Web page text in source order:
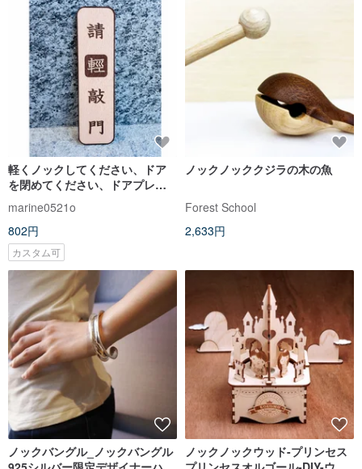
軽くノックしてください、ドア
を閉めてください、ドアプレー
ト、サインボード、カスタマイ
ズ、警告メッセージ、表札、ス
ローガン
marine0521o
802円
カスタム可
ノックノッククジラの木の魚
Forest School
2,633円
ノックバングル_ノックバングル
ノックノックウッド-プリンセス